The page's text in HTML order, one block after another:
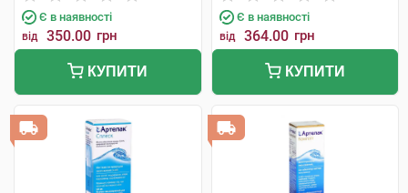
Є в наявності
від 350.00 грн
КУПИТИ
Є в наявності
від 364.00 грн
КУПИТИ